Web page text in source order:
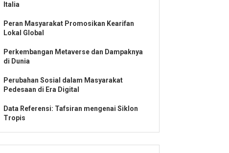
Italia
Peran Masyarakat Promosikan Kearifan
Lokal Global
Perkembangan Metaverse dan Dampaknya
di Dunia
Perubahan Sosial dalam Masyarakat
Pedesaan di Era Digital
Data Referensi: Tafsiran mengenai Siklon
Tropis